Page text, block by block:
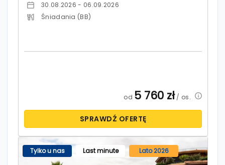
30.08.2026 - 06.09.2026
Śniadania (BB)
od 5 760 zł/ os.
SPRAWDŹ OFERTĘ
Tylko u nas Last minute Lato 2026